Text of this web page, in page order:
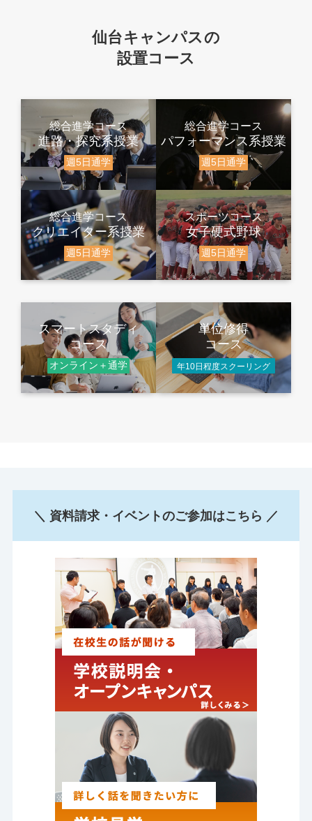
仙台キャンパスの
設置コース
総合進学コース
進路・探究系授業
週5日通学
総合進学コース
パフォーマンス系授業
週5日通学
総合進学コース
クリエイター系授業
週5日通学
スポーツコース
女子硬式野球
週5日通学
スマートスタディ
コース
オンライン＋通学
単位修得
コース
年10日程度スクーリング
＼ 資料請求・イベントのご参加はこちら ／